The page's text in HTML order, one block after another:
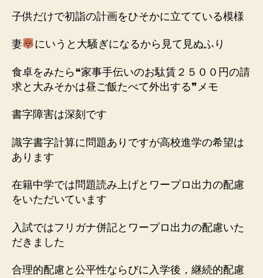
子供だけで初詣の計画をひそかに立てている模様
妻 にいうと大騒ぎになるから見て見ぬふり
食卓をみたら❝家事手伝いのお駄賃２５００円の請
求と大みそかは昼ご飯たべて外出する❞メモ
書字障害は深刻です
識字書字計算に問題ありですが高校進学の希望は
あります
在籍中学では問題読み上げとワープロ出力の配慮
をいただいています
入試ではフリガナ併記とワープロ出力の配慮いた
だきました
合理的配慮と公平性ならびに入学後，継続的配慮